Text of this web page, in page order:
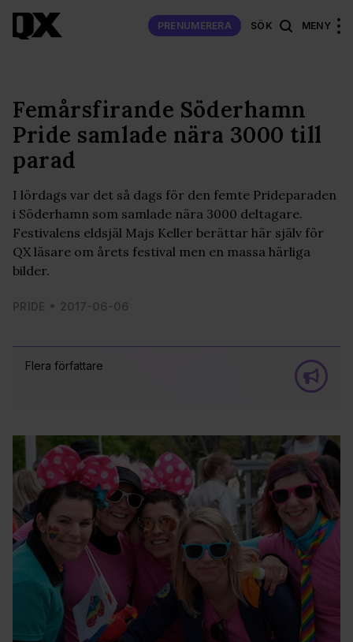
PRENUMERERA SÖK MENY
Flera författare
Femårsfirande Söderhamn
Pride samlade nära 3000 till
parad
I lördags var det så dags för den femte Prideparaden
i Söderhamn som samlade nära 3000 deltagare.
Festivalens eldsjäl Majs Keller berättar här själv för
QX läsare om årets festival men en massa härliga
bilder.
PRIDE 2017-06-06